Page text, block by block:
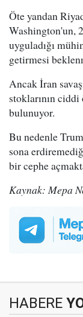
Öte yandan
Washington'un,
uyguladığı
getirmesi
Ancak İran
stoklarının ciddi
bulunuyor.
Bu nedenle
sona
bir cephe
Kaynak: Mepa
HABERE